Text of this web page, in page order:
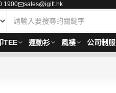
1900 sales@igift.hk
TEE 運動衫 風褸 公司制服